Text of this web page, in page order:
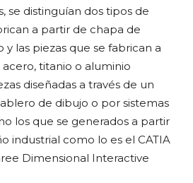
se distinguían dos tipos de
a partir de chapa de
las piezas que se fabrican a
titanio o aluminio
diseñadas a través de un
de dibujo o por sistemas
los que se generados a partir
industrial como lo es el CATIA
Dimensional Interactive